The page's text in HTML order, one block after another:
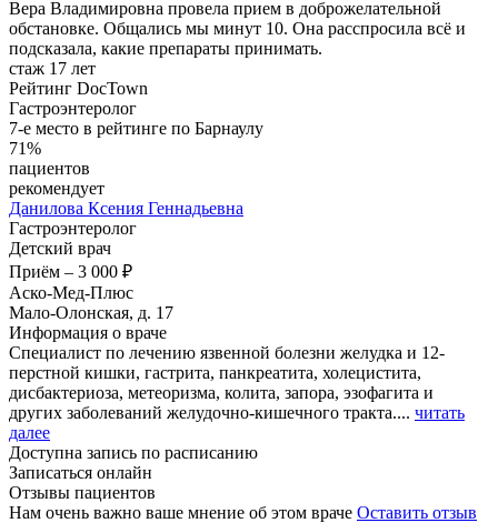
Вера Владимировна провела прием в доброжелательной
обстановке. Общались мы минут 10. Она расспросила всё и
подсказала, какие препараты принимать.
стаж 17 лет
Рейтинг DocTown
Гастроэнтеролог
7-е место в рейтинге по Барнаулу
71%
пациентов
рекомендует
Данилова Ксения Геннадьевна
Гастроэнтеролог
Детский врач
Приём – 3 000 ₽
Аско-Мед-Плюс
Мало-Олонская, д. 17
Информация о враче
Специалист по лечению язвенной болезни желудка и 12-
перстной кишки, гастрита, панкреатита, холецистита,
дисбактериоза, метеоризма, колита, запора, эзофагита и
других заболеваний желудочно-кишечного тракта.... читать
далее
Доступна запись по расписанию
Записаться онлайн
Отзывы пациентов
Нам очень важно ваше мнение об этом враче Оставить отзыв